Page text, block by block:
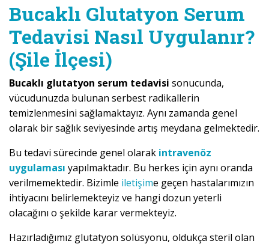
Bucaklı Glutatyon Serum
Tedavisi Nasıl Uygulanır?
(Şile İlçesi)
Bucaklı glutatyon serum tedavisi sonucunda,
vücudunuzda bulunan serbest radikallerin
temizlenmesini sağlamaktayız. Aynı zamanda genel
olarak bir sağlık seviyesinde artış meydana gelmektedir.
Bu tedavi sürecinde genel olarak intravenöz
uygulaması yapılmaktadır. Bu herkes için aynı oranda
verilmemektedir. Bizimle iletişime geçen hastalarımızın
ihtiyacını belirlemekteyiz ve hangi dozun yeterli
olacağını o şekilde karar vermekteyiz.
Hazırladığımız glutatyon solüsyonu, oldukça steril olan